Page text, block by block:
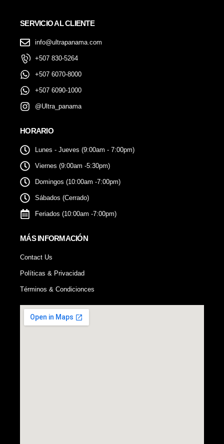
SERVICIO AL CLIENTE
info@ultrapanama.com
+507 830-5264
+507 6070-8000
+507 6090-1000
@Ultra_panama
HORARIO
Lunes - Jueves (9:00am - 7:00pm)
Viernes (9:00am -5:30pm)
Domingos (10:00am -7:00pm)
Sábados (Cerrado)
Feriados (10:00am -7:00pm)
MÁS INFORMACIÓN
Contact Us
Políticas & Privacidad
Términos & Condicionces